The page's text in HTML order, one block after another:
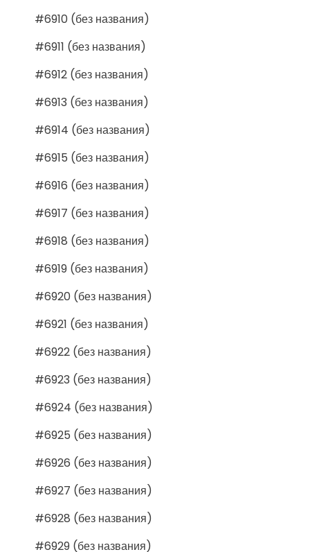
#6910 (без названия)
#6911 (без названия)
#6912 (без названия)
#6913 (без названия)
#6914 (без названия)
#6915 (без названия)
#6916 (без названия)
#6917 (без названия)
#6918 (без названия)
#6919 (без названия)
#6920 (без названия)
#6921 (без названия)
#6922 (без названия)
#6923 (без названия)
#6924 (без названия)
#6925 (без названия)
#6926 (без названия)
#6927 (без названия)
#6928 (без названия)
#6929 (без названия)